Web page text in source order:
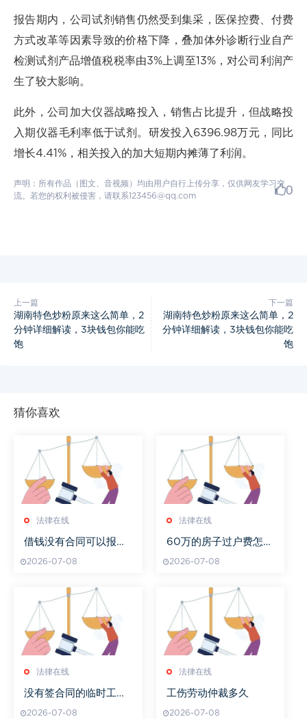
报告期内，公司试剂销售仍然受到集采，医保控费、付费
方式改革等因素导致的价格下降，叠加体外诊断行业自产
检测试剂产品增值税税率由3%上调至13%，对公司利润产
生了较大影响。
此外，公司加大仪器战略投入，销售占比提升，但战略投
入期仪器毛利率低于试剂。研发投入6396.98万元，同比
增长4.41%，相关投入的加大短期内摊薄了利润。
声明：所有作品（图文、音视频）均由用户自行上传分享，仅供网友学习交
流。若您的权利被侵害，请联系123456@qq.com
0
上一篇
湖南特色炒粉原来这么简单，2
分钟详细解读，3块钱包你能吃
饱
下一篇
湖南特色炒粉原来这么简单，2
分钟详细解读，3块钱包你能吃
饱
猜你喜欢
法律在线
借钱没有合同可以报警
2026-07-08
法律在线
60万的房子过户费怎么
2026-07-08
法律在线
没有签合同的临时工提
2026-07-08
法律在线
工伤劳动仲裁多久
2026-07-08